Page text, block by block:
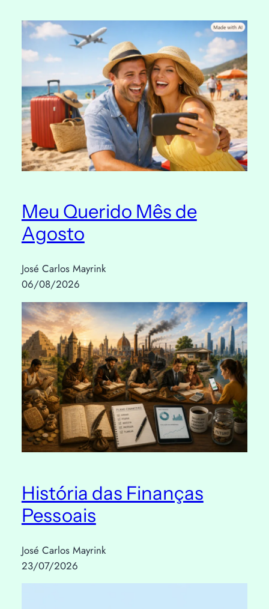
Meu Querido Mês de
Agosto
José Carlos Mayrink
06/08/2026
História das Finanças
Pessoais
José Carlos Mayrink
23/07/2026